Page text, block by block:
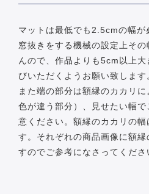
マットは最低でも2.5cmの幅が
窓抜きをする機械の設定上そ
んので、作品よりも5cm以上
びいただくようお願い致します
また端の部分は額縁のカカリ
色が違う部分）、見せたい幅
意ください。額縁のカカリの
す。それぞれの商品画像に額
すのでご参考になさってくださ